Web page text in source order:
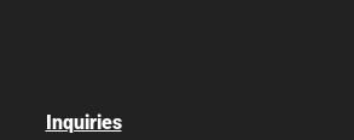
Inquiries